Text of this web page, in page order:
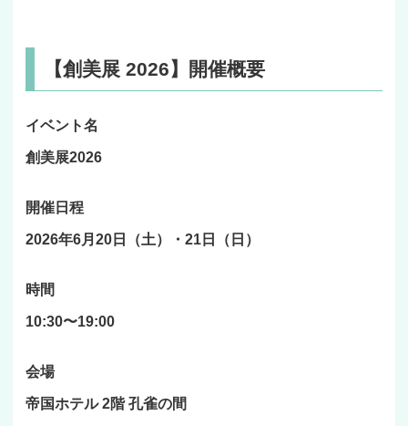
【創美展 2026】開催概要
イベント名
創美展2026
開催日程
2026年6月20日（土）・21日（日）
時間
10:30〜19:00
会場
帝国ホテル 2階 孔雀の間